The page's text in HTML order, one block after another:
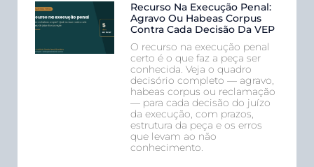
Recurso Na Execução Penal:
Agravo Ou Habeas Corpus
Contra Cada Decisão Da VEP
O recurso na execução penal
certo é o que faz a peça ser
conhecida. Veja o quadro
decisório completo — agravo,
habeas corpus ou reclamação
— para cada decisão do juízo
da execução, com prazos,
estrutura da peça e os erros
que levam ao não
conhecimento.